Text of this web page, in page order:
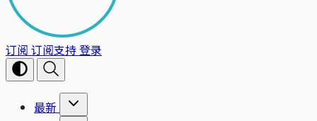
订阅 订阅支持登录
最新